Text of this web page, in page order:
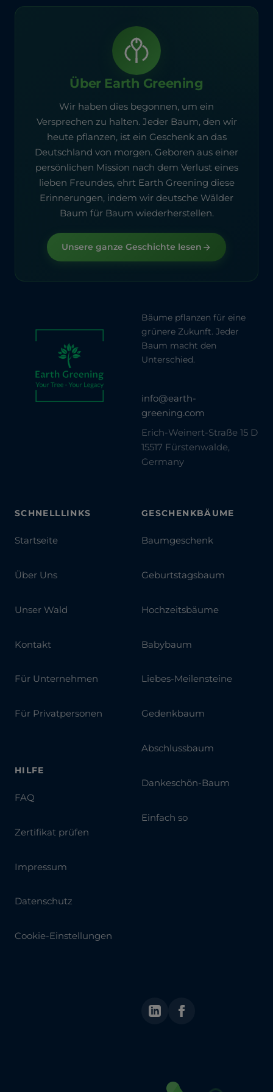
Über Earth Greening
Wir haben dies begonnen, um ein
Versprechen zu halten. Jeder Baum, den wir
heute pflanzen, ist ein Geschenk an das
Deutschland von morgen. Geboren aus einer
persönlichen Mission nach dem Verlust eines
lieben Freundes, ehrt Earth Greening diese
Erinnerungen, indem wir deutsche Wälder
Baum für Baum wiederherstellen.
Unsere ganze Geschichte lesen
Bäume pflanzen für eine
grünere Zukunft. Jeder
Baum macht den
Unterschied.
info@earth-
greening.com
Erich-Weinert-Straße 15 D
15517 Fürstenwalde,
Germany
LinkedInFacebook
SCHNELLLINKS
Startseite
Über Uns
Unser Wald
Kontakt
Für Unternehmen
Für Privatpersonen
GESCHENKBÄUME
Baumgeschenk
Geburtstagsbaum
Hochzeitsbäume
Babybaum
Liebes-Meilensteine
Gedenkbaum
Abschlussbaum
Dankeschön-Baum
Einfach so
HILFE
FAQ
Zertifikat prüfen
Impressum
Datenschutz
Cookie-Einstellungen